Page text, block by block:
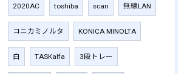
2020AC toshiba scan 無線LAN
コニカミノルタ KONICA MINOLTA
白 TASKalfa 3段トレー